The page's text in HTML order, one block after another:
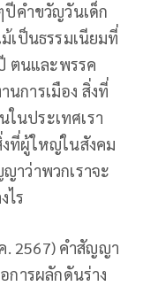
ปีคำขวัญวันเด็ก
เป็นธรรมเนียมที่
ตนและพรรค
การเมือง สิ่งที่
นประเทศเรา
ที่ผู้ใหญ่ในสังคม
าว่าพวกเราจะ
ไร
. 2567) คำสัญญา
การผลักดันร่าง